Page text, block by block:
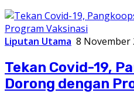
Liputan Utama 8 November
Tekan Covid-19,
Dorong dengan